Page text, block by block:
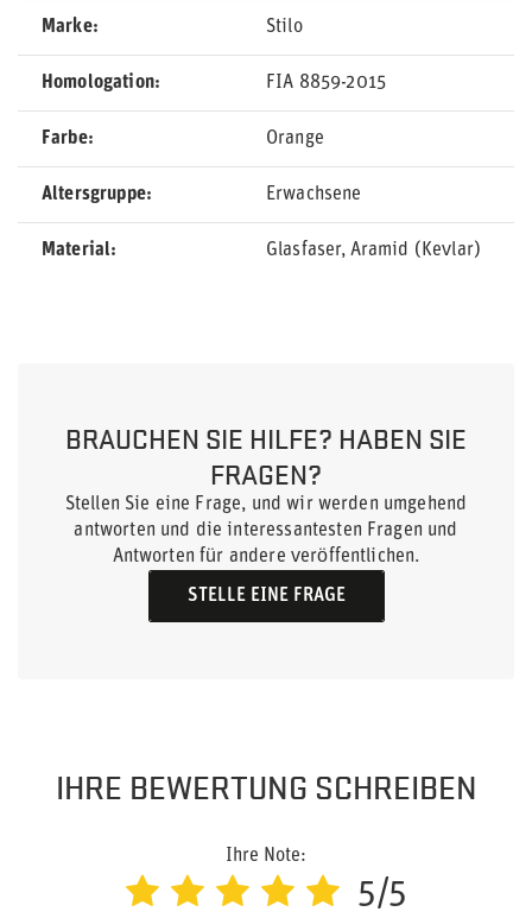
Marke Stilo
Homologation FIA 8859-2015
Farbe Orange
Altersgruppe Erwachsene
Material Glasfaser Aramid (Kevlar)
BRAUCHEN SIE HILFE? HABEN SIE
FRAGEN?
Stellen Sie eine Frage, und wir werden umgehend
antworten und die interessantesten Fragen und
Antworten für andere veröffentlichen.
STELLE EINE FRAGE
IHRE BEWERTUNG SCHREIBEN
Ihre Note:
5/5